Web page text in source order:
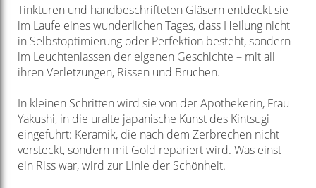
Tinkturen und handbeschrifteten Gläsern entdeckt sie
im Laufe eines wunderlichen Tages, dass Heilung nicht
in Selbstoptimierung oder Perfektion besteht, sondern
im Leuchtenlassen der eigenen Geschichte – mit all
ihren Verletzungen, Rissen und Brüchen.
In kleinen Schritten wird sie von der Apothekerin, Frau
Yakushi, in die uralte japanische Kunst des Kintsugi
eingeführt: Keramik, die nach dem Zerbrechen nicht
versteckt, sondern mit Gold repariert wird. Was einst
ein Riss war, wird zur Linie der Schönheit.